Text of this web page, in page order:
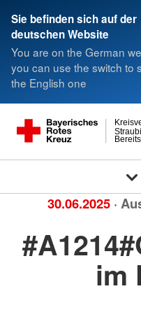
Sie befinden sich auf der
deutschen Website
You are on the German
you can use the switch to
the English one
30.06.2025 ·
im